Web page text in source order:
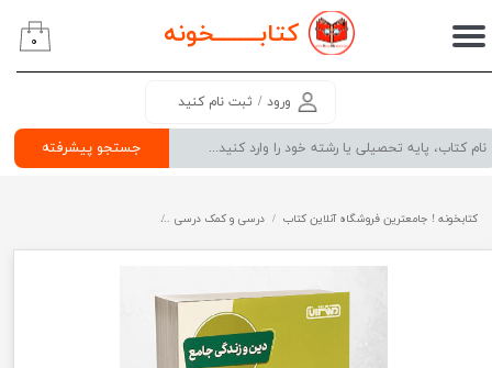
کتابــــــــخونه
جستجو پیشرفته
ورود / ثبت نام کنید
حساب کاربری من
سفارشات
۰
کتابخونه ! جامعترین فروشگاه آنلاین کتاب درسی و کمک درسی